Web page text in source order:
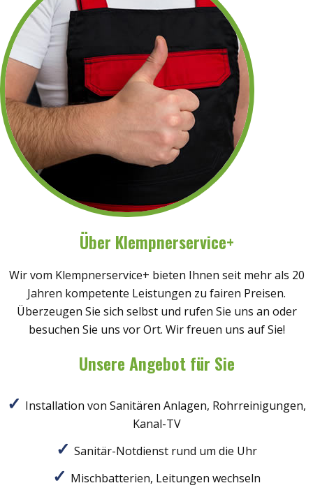
Über Klempnerservice+
Wir vom Klempnerservice+ bieten Ihnen seit mehr als 20
Jahren kompetente Leistungen zu fairen Preisen.
Überzeugen Sie sich selbst und rufen Sie uns an oder
besuchen Sie uns vor Ort. Wir freuen uns auf Sie!
Unsere Angebot für Sie
Installation von Sanitären Anlagen, Rohrreinigungen,
Kanal-TV
Sanitär-Notdienst rund um die Uhr
Mischbatterien, Leitungen wechseln